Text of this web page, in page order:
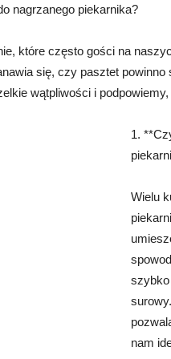
nagrzanego piekarnika?
które często gości na
się, czy pasztet powinno
wątpliwości i
1.
Wielu
szybko
nam